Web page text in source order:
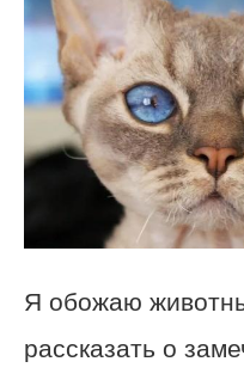
Я обожаю
рассказать о